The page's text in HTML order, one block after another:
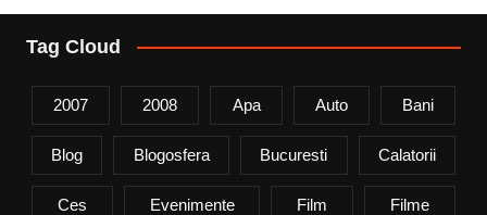
Tag Cloud
2007 2008 Apa Auto Bani
Blog Blogosfera Bucuresti Calatorii
Ces Evenimente Film Filme